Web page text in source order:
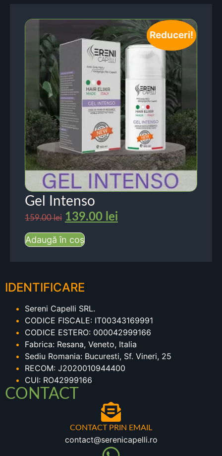
Reduceri!
Gel Intenso
159.00lei 139.00 lei
Adaugă în coș
IDENTIFICARE
Sereni Capelli SRL.
CODICE FISCALE: IT00343169991
CODICE ESTERO: 000042999166
Fabrica: Resana, Veneto, Italia
Sediu Romania: Bucuresti, Sf. Vineri, 25
RECOM: J2020010944400
CUI: RO42999166
CONTACT
CONTACT PRIN EMAIL
contact@serenicapelli.ro